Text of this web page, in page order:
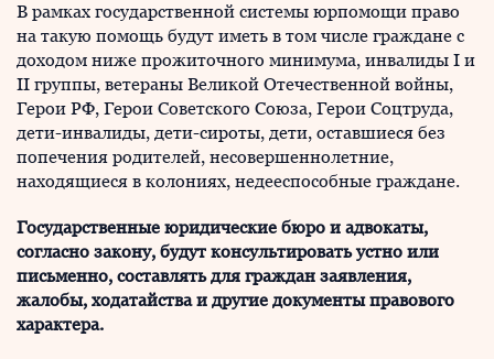
В рамках государственной системы юрпомощи право
на такую помощь будут иметь в том числе граждане с
доходом ниже прожиточного минимума, инвалиды I и
II группы, ветераны Великой Отечественной войны,
Герои РФ, Герои Советского Союза, Герои Соцтруда,
дети-инвалиды, дети-сироты, дети, оставшиеся без
попечения родителей, несовершеннолетние,
находящиеся в колониях, недееспособные граждане.
Государственные юридические бюро и адвокаты,
согласно закону, будут консультировать устно или
письменно, составлять для граждан заявления,
жалобы, ходатайства и другие документы правового
характера.